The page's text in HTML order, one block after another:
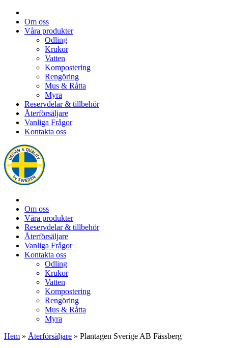
Om oss
Våra produkter
Odling
Krukor
Vatten
Kompostering
Rengöring
Mus & Råtta
Myra
Reservdelar & tillbehör
Återförsäljare
Vanliga Frågor
Kontakta oss
Om oss
Våra produkter
Reservdelar & tillbehör
Återförsäljare
Vanliga Frågor
Kontakta oss
Odling
Krukor
Vatten
Kompostering
Rengöring
Mus & Råtta
Myra
Hem » Återförsäljare » Plantagen Sverige AB Fässberg